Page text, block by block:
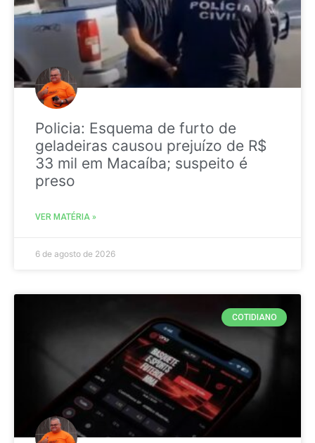
Policia: Esquema de furto de
geladeiras causou prejuízo de R$
33 mil em Macaíba; suspeito é
preso
VER MATÉRIA »
6 de agosto de 2026
COTIDIANO